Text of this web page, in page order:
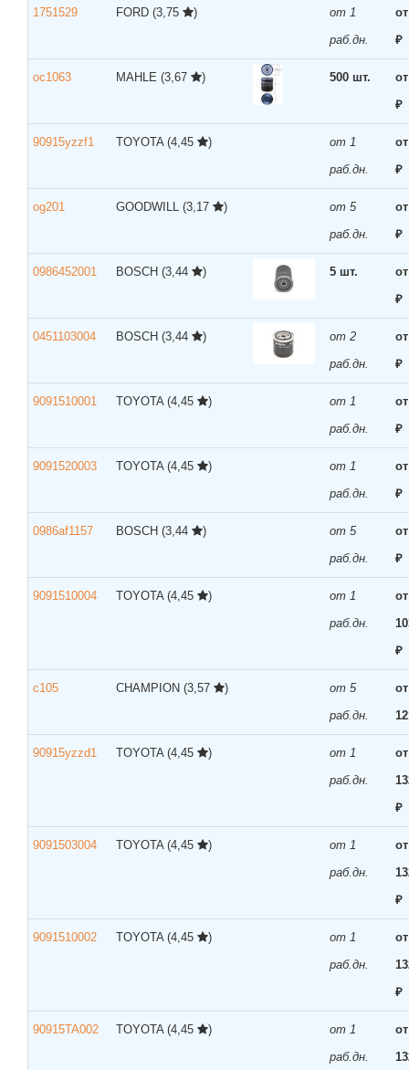
1751529 FORD (3,75 )
от 1
раб.дн.
₽
oc1063 MAHLE (3,67 ) 500 шт.
₽
90915yzzf1 TOYOTA (4,45 )
от 1
раб.дн.
₽
og201 GOODWILL (3,17 )
от 5
раб.дн.
₽
0986452001 BOSCH (3,44 ) 5 шт.
₽
0451103004 BOSCH (3,44 )
от 2
раб.дн.
₽
9091510001 TOYOTA (4,45 )
от 1
раб.дн.
₽
9091520003 TOYOTA (4,45 )
от 1
раб.дн.
₽
0986af1157 BOSCH (3,44 )
от 5
раб.дн.
₽
9091510004 TOYOTA (4,45 )
от 1
раб.дн.
от
₽
c105 CHAMPION (3,57 )
от 5
раб.дн.
от
90915yzzd1 TOYOTA (4,45 )
от 1
раб.дн.
от
₽
9091503004 TOYOTA (4,45 )
от 1
раб.дн.
от
₽
9091510002 TOYOTA (4,45 )
от 1
раб.дн.
от
₽
90915TA002 TOYOTA (4,45 )
от 1
раб.дн.
от